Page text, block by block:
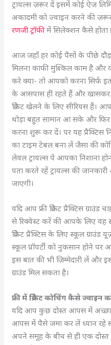
ट्रायल्स ज़रूर दें इसमें कोई ऐज
अकादमी को ज्वाइन करने की
रणजी ट्रॉफी में सिलेक्शन कैसे होता
आज जहाँ हर कोई पैसों के पीछे दौड़
मिलना काफी मुश्किल काम है और
करे क्या- तो आपको करना सिर्फ
के आसपास ही रहते हैं और खासकर
क्रिकेट खेलने के लिए सीरियस हैं।
थोड़ा बहुत सामान आ सके और
करना शुरू कर दें। पर यह प्रैक्टिस
का टाइम टेबल बना लें जैसा की
लेवल ट्रायल्स पे आपका निशाना
पता करते रहें ट्रायल्स की
जाएगी।
यदि आप फ्री क्रिकेट प्रैक्टिस
से रिक्वेस्ट करें की आपके लिए वह
क्रिकेट प्रैक्टिस के लिए स्कूल
स्कूल प्रॉपर्टी को नुकसान होने
इस बात की भी ज़िम्मेदारी लें और
ग्राउंड मिल सकता है।
फ्री में क्रिकेट कोचिंग कैसे ज्वाइन
यदि आप कुछ दोस्त आपस में
आपस में पैसे जमा कर लें ध्यान रहे
अपने समूह के बीच से ही एक दोस्त